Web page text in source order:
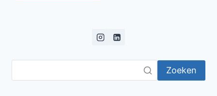
Zoeken